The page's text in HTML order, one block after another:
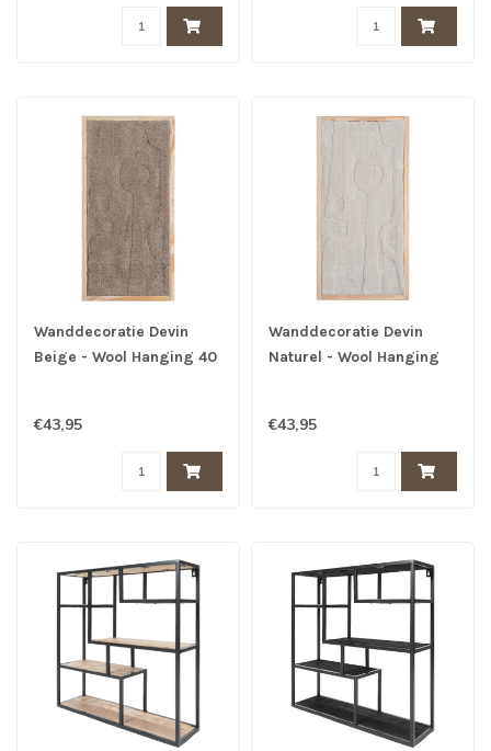
Wanddecoratie Devin
Beige - Wool Hanging 40
€43,95
Wanddecoratie Devin
Naturel - Wool Hanging
€43,95